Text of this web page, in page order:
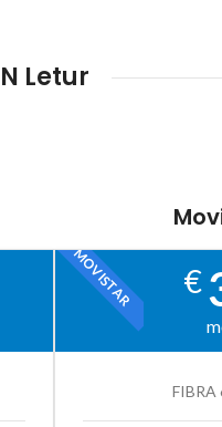
Letur
MOVISTAR €
FIBRA